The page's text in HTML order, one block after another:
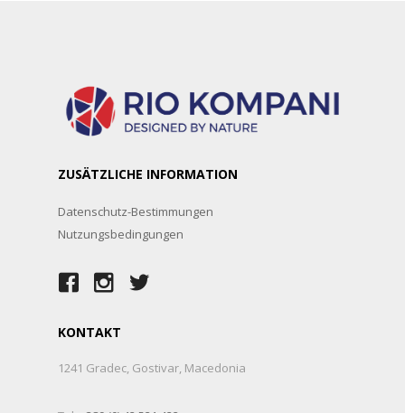
ZUSÄTZLICHE INFORMATION
Datenschutz-Bestimmungen
Nutzungsbedingungen
KONTAKT
1241 Gradec, Gostivar, Macedonia